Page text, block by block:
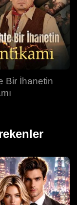
Bir İhanetin